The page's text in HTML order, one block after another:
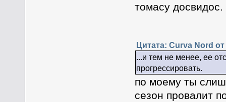
томасу досвидос.
Цитата: Curva Nord
...и тем не менее, ее
прогрессировать.
по моему ты
сезон провалит